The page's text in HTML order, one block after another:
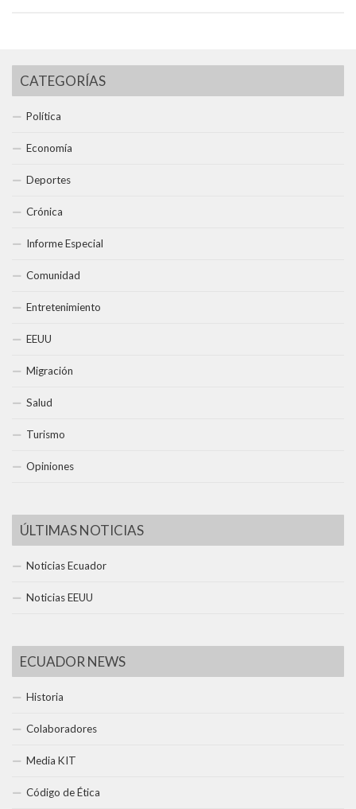
CATEGORÍAS
Política
Economía
Deportes
Crónica
Informe Especial
Comunidad
Entretenimiento
EEUU
Migración
Salud
Turismo
Opiniones
ÚLTIMAS NOTICIAS
Noticias Ecuador
Noticias EEUU
ECUADOR NEWS
Historia
Colaboradores
Media KIT
Código de Ética